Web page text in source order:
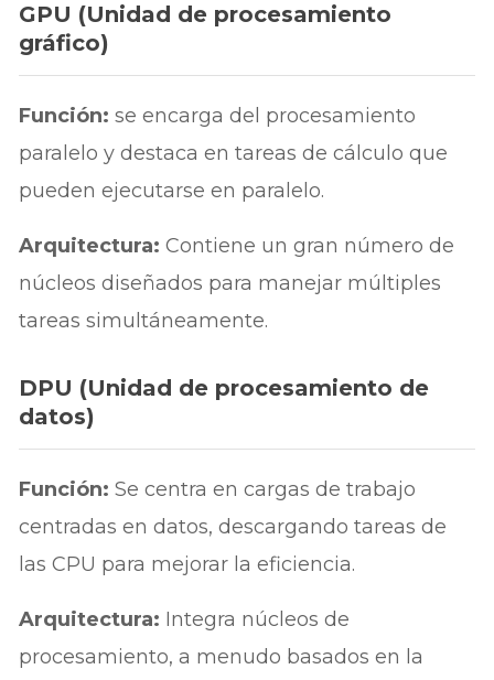
GPU (Unidad de procesamiento
gráfico)
Función: se encarga del procesamiento
paralelo y destaca en tareas de cálculo que
pueden ejecutarse en paralelo.
Arquitectura: Contiene un gran número de
núcleos diseñados para manejar múltiples
tareas simultáneamente.
DPU (Unidad de procesamiento de
datos)
Función: Se centra en cargas de trabajo
centradas en datos, descargando tareas de
las CPU para mejorar la eficiencia.
Arquitectura: Integra núcleos de
procesamiento, a menudo basados en la